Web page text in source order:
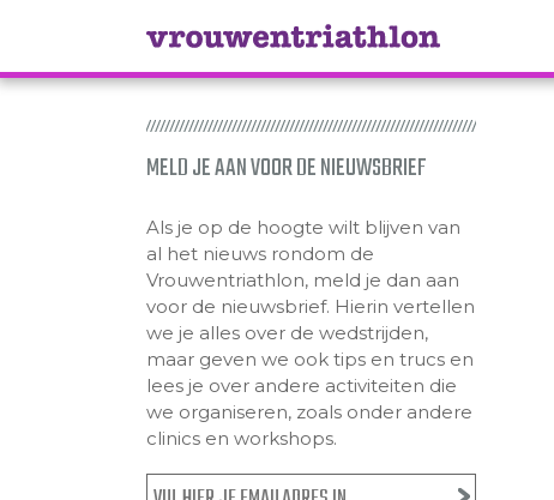
MELD JE AAN VOOR DE NIEUWSBRIEF
Als je op de hoogte wilt blijven van
al het nieuws rondom de
Vrouwentriathlon, meld je dan aan
voor de nieuwsbrief. Hierin vertellen
we je alles over de wedstrijden,
maar geven we ook tips en trucs en
lees je over andere activiteiten die
we organiseren, zoals onder andere
clinics en workshops.